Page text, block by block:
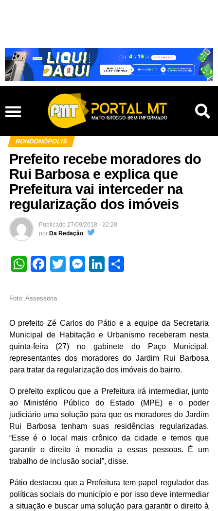
RONDONÓPOLIS
Prefeito recebe moradores do
Rui Barbosa e explica que
Prefeitura vai interceder na
regularização dos imóveis
Publicado 27/09/2018 - 22:28
por Da Redação
WhatsApp
Facebook
TwitterMessenger
LinkedIn
Foto: Assessoria
O prefeito Zé Carlos do Pátio e a equipe da Secretaria
Municipal de Habitação e Urbanismo receberam nesta
quinta-feira (27) no gabinete do Paço Municipal,
representantes dos moradores do Jardim Rui Barbosa
para tratar da regularização dos imóveis do bairro.
O prefeito explicou que a Prefeitura irá intermediar, junto
ao Ministério Público do Estado (MPE) e o poder
judiciário uma solução para que os moradores do Jardim
Rui Barbosa tenham suas residências regularizadas.
“Esse é o local mais crônico da cidade e temos que
garantir o direito à moradia a essas pessoas. É um
trabalho de inclusão social”, disse.
Pátio destacou que a Prefeitura tem papel regulador das
políticas sociais do município e por isso deve intermediar
a situação e buscar uma solução para garantir o direito à